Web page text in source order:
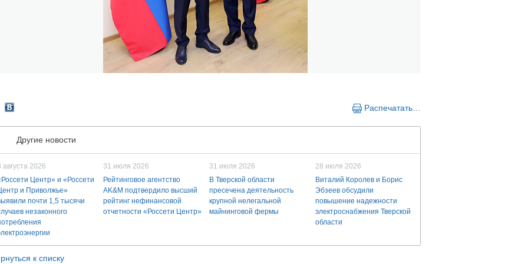
Распечатать…
Другие новости
августа 2026
Центр» и «Россети
и Приволжье»
почти 1,5 тысячи
незаконного
31 июля 2026
Рейтинговое агентство
AK&M подтвердило высший
рейтинг нефинансовой
отчетности «Россети Центр»
31 июля 2026
В Тверской области
пресечена деятельность
крупной нелегальной
майнинговой фермы
28 июля 2026
Виталий Королев и Борис
Эбзеев обсудили
повышение надежности
электроснабжения Тверской
области
к списку